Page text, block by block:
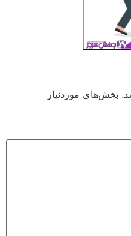
بخش‌های موردنیاز